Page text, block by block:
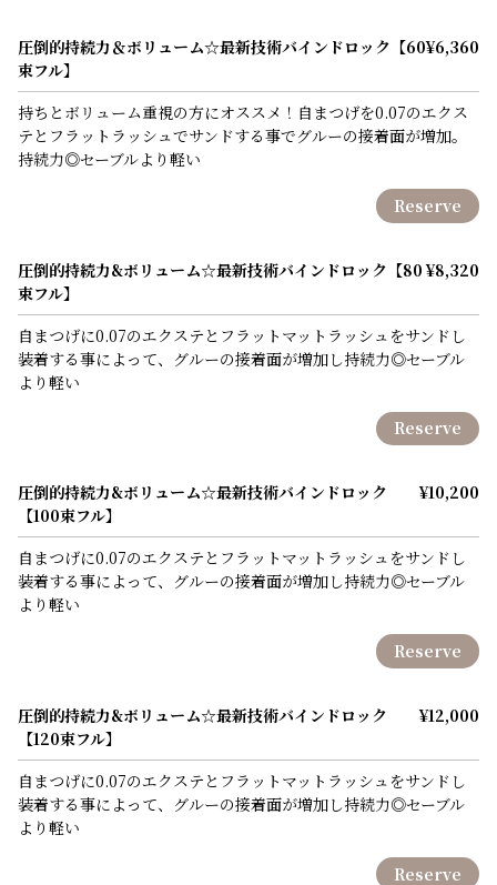
圧倒的持続力＆ボリューム☆最新技術バインドロック【60
束フル】
¥6,360
持ちとボリューム重視の方にオススメ！自まつげを0.07のエクス
テとフラットラッシュでサンドする事でグルーの接着面が増加。
持続力◎セーブルより軽い
Reserve
圧倒的持続力&ボリューム☆最新技術バインドロック【80
束フル】
¥8,320
自まつげに0.07のエクステとフラットマットラッシュをサンドし
装着する事によって、グルーの接着面が増加し持続力◎セーブル
より軽い
Reserve
圧倒的持続力&ボリューム☆最新技術バインドロック
【100束フル】
¥10,200
自まつげに0.07のエクステとフラットマットラッシュをサンドし
装着する事によって、グルーの接着面が増加し持続力◎セーブル
より軽い
Reserve
圧倒的持続力&ボリューム☆最新技術バインドロック
【120束フル】
¥12,000
自まつげに0.07のエクステとフラットマットラッシュをサンドし
装着する事によって、グルーの接着面が増加し持続力◎セーブル
より軽い
Reserve